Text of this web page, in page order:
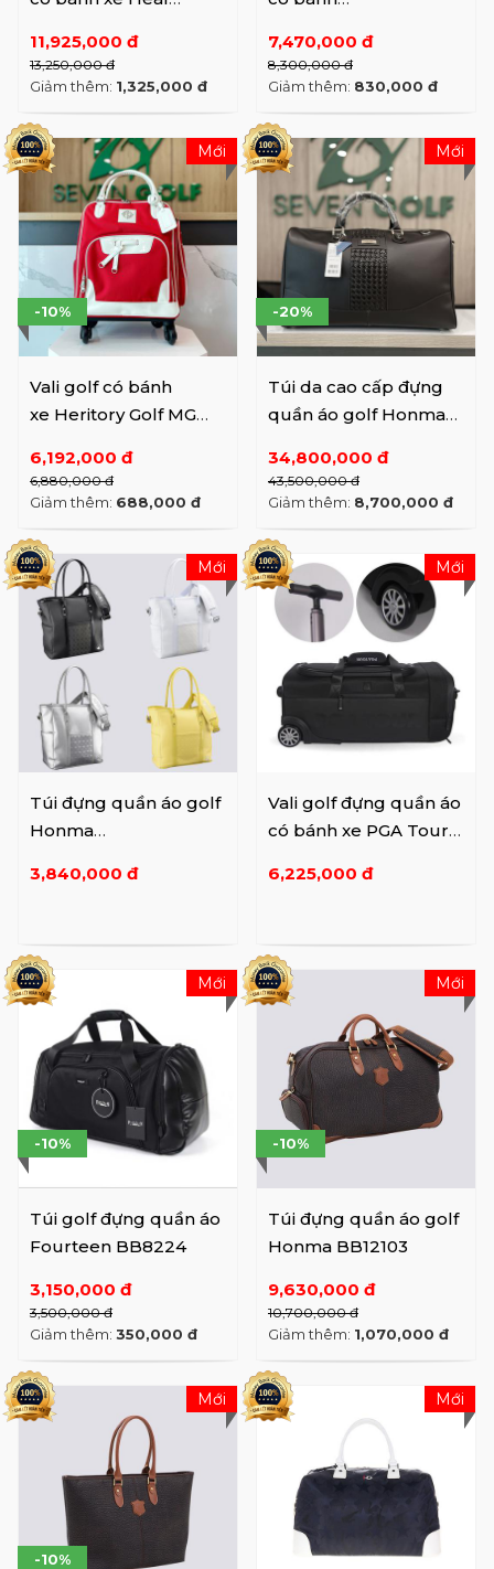
11,925,000 đ
13,250,000 đ
Giảm thêm: 1,325,000 đ
Navy
7,470,000 đ
8,300,000 đ
Giảm thêm: 830,000 đ
Vali golf có bánh
xe Heritory Golf MGW
6,192,000 đ
6,880,000 đ
-10%
Giảm thêm: 688,000 đ
Mới
Túi da cao cấp đựng
quần áo golf Honma
34,800,000 đ
43,500,000 đ
-20%
Giảm thêm: 8,700,000 đ
Mới
Túi đựng quần áo golf
Honma
3,840,000 đ
Mới
Vali golf đựng quần áo
có bánh xe PGA Tour
6,225,000 đ
Mới
Túi golf đựng quần áo
Fourteen BB8224
3,150,000 đ
3,500,000 đ
-10%
Giảm thêm: 350,000 đ
Mới
Túi đựng quần áo golf
Honma BB12103
9,630,000 đ
10,700,000 đ
-10%
Giảm thêm: 1,070,000 đ
Mới
-10%
Mới Mới